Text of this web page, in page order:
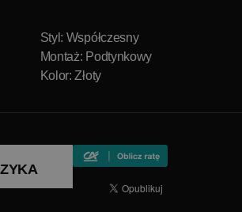
Styl: Współczesny
Montaż: Podtynkowy
Kolor: Złoty